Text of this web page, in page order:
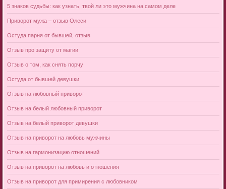
5 знаков судьбы: как узнать, твой ли это мужчина на самом деле
Приворот мужа – отзыв Олеси
Остуда парня от бывшей, отзыв
Отзыв про защиту от магии
Отзыв о том, как снять порчу
Остуда от бывшей девушки
Отзыв на любовный приворот
Отзыв на белый любовный приворот
Отзыв на белый приворот девушки
Отзыв на приворот на любовь мужчины
Отзыв на гармонизацию отношений
Отзыв на приворот на любовь и отношения
Отзыв на приворот для примирения с любовником